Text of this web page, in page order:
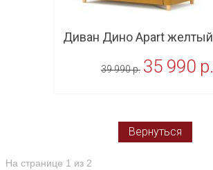
Диван Дино Apart желтый
39 990 p. 35 990 p.
Вернуться
На странице 1 из 2